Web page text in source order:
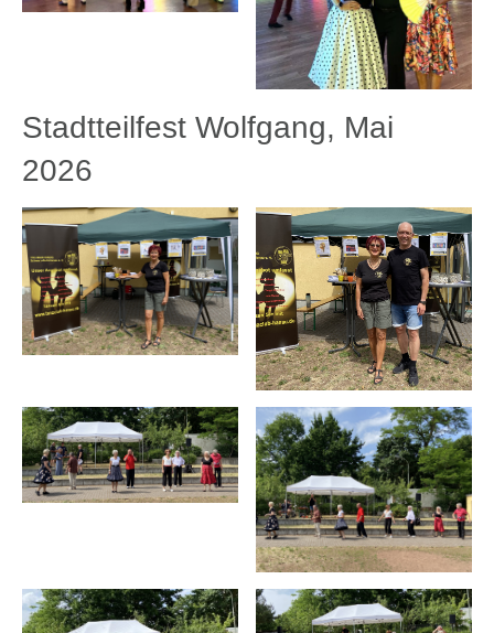
Stadtteilfest Wolfgang, Mai
2026